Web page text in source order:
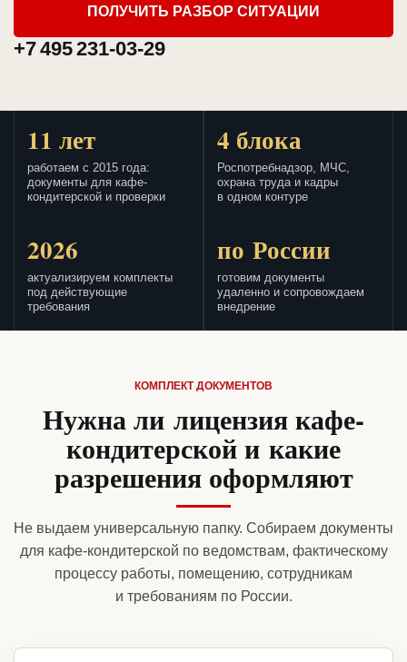
ПОЛУЧИТЬ РАЗБОР СИТУАЦИИ
+7 495 231-03-29
11 лет
работаем с 2015 года:
документы для кафе-
кондитерской и проверки
4 блока
Роспотребнадзор, МЧС,
охрана труда и кадры
в одном контуре
2026
актуализируем комплекты
под действующие
требования
по России
готовим документы
удаленно и сопровождаем
внедрение
КОМПЛЕКТ ДОКУМЕНТОВ
Нужна ли лицензия кафе-
кондитерской и какие
разрешения оформляют
Не выдаем универсальную папку. Собираем документы
для кафе-кондитерской по ведомствам, фактическому
процессу работы, помещению, сотрудникам
и требованиям по России.